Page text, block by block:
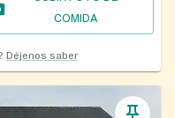
COMIDA
Déjenos saber